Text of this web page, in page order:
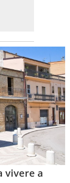
vivere a